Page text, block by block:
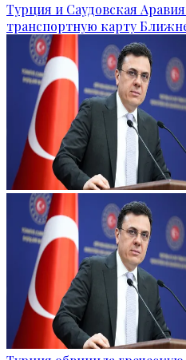
Турция и Саудовская
транспортную карту